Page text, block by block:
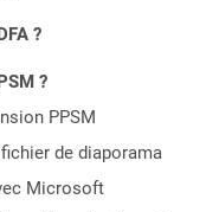
?
?
PPSM
de diaporama
Microsoft